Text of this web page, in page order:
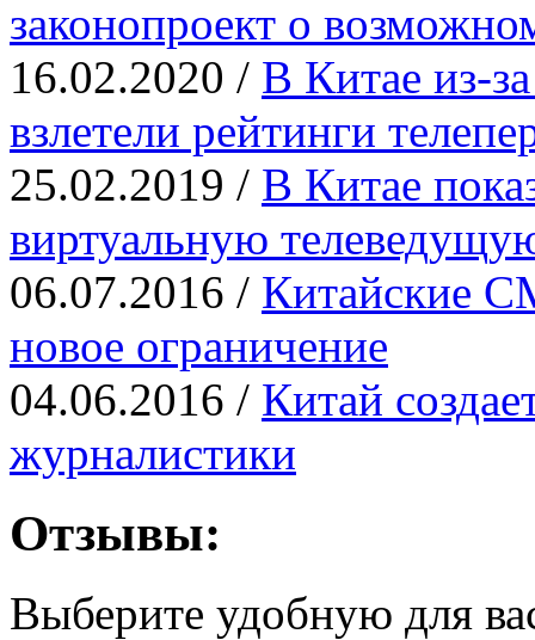
законопроект о
16.02.2020 / В Китае из-
взлетели рейтинги
25.02.2019 / В Китае
виртуальную
06.07.2016 / Китайские
новое ограничение
04.06.2016 / Китай
журналистики
Отзывы:
Выберите удобную для